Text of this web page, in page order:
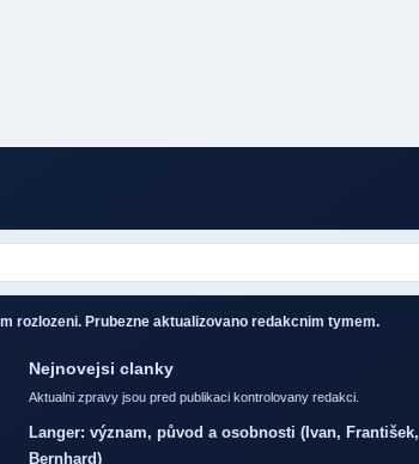
rozlozeni. Prubezne aktualizovano redakcnim tymem.
Nejnovejsi clanky
Aktualni zpravy jsou pred publikaci kontrolovany redakci.
Langer: význam, původ a osobnosti (Ivan, František,